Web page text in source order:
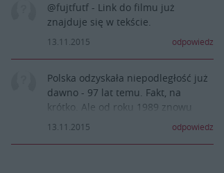
@fujtfutf - Link do filmu już
znajduje się w tekście.
13.11.2015 odpowiedz
Polska odzyskała niepodległość już
dawno - 97 lat temu. Fakt, na
krótko. Ale od roku 1989 znowu
jesteśmy niezależni. Nie dzielmy
się na siłę na lepszych i gorszych.
13.11.2015 odpowiedz